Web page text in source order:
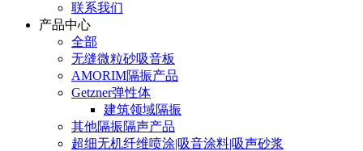
联系我们
产品中心
全部
无缝微粒砂吸音板
AMORIM隔振产品
Getzner弹性体
建筑领域隔振
其他隔振隔声产品
超细无机纤维喷涂|吸音涂料|吸声砂浆